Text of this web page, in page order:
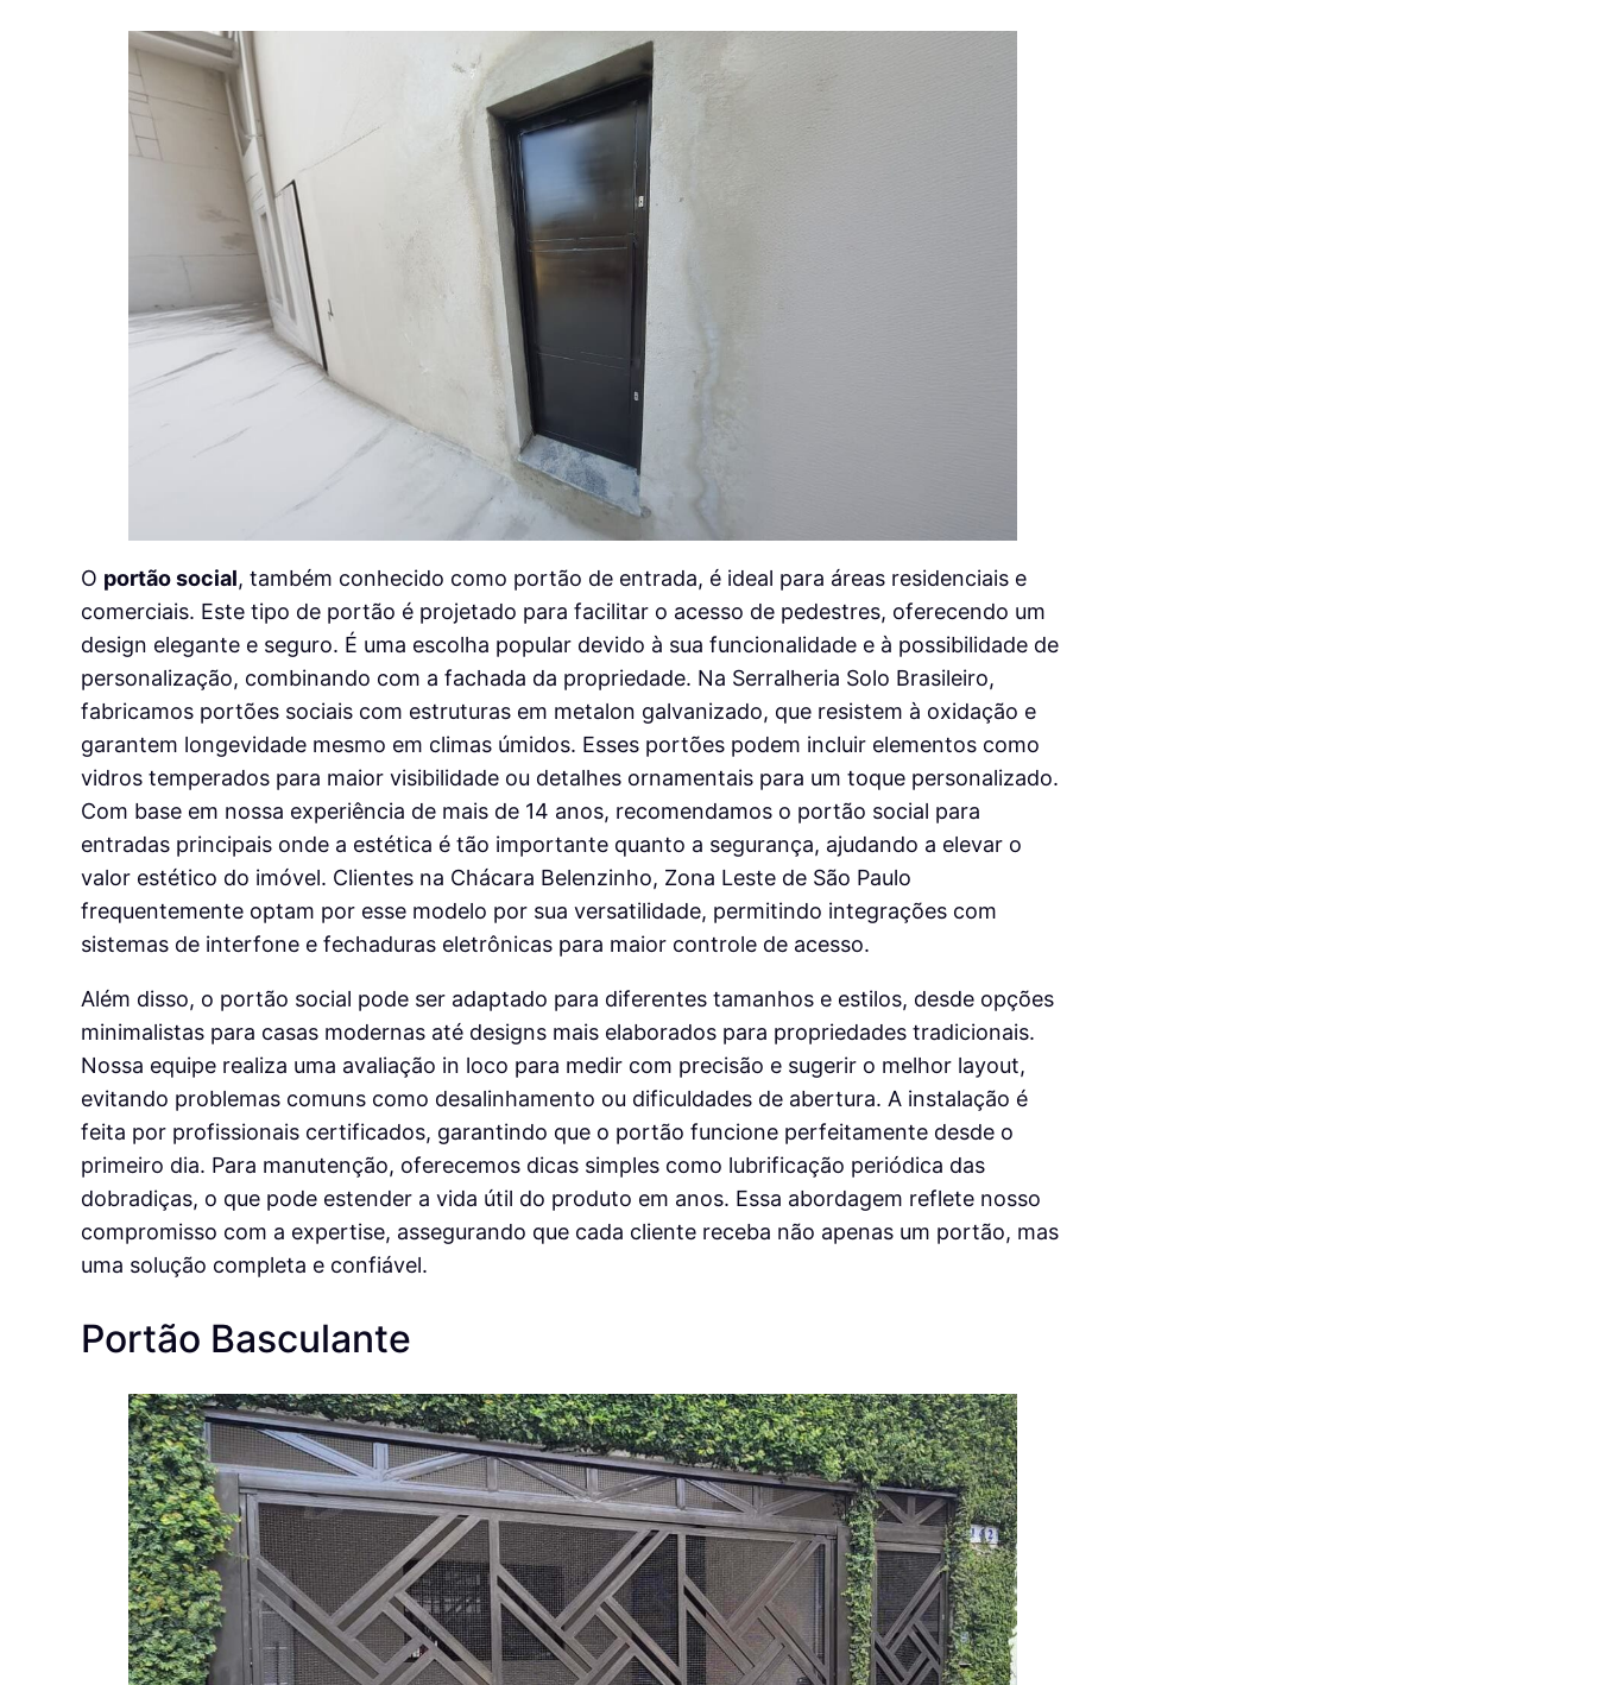
O portão social, também conhecido como portão de entrada, é ideal para áreas residenciais e
comerciais. Este tipo de portão é projetado para facilitar o acesso de pedestres, oferecendo um
design elegante e seguro. É uma escolha popular devido à sua funcionalidade e à possibilidade de
personalização, combinando com a fachada da propriedade. Na Serralheria Solo Brasileiro,
fabricamos portões sociais com estruturas em metalon galvanizado, que resistem à oxidação e
garantem longevidade mesmo em climas úmidos. Esses portões podem incluir elementos como
vidros temperados para maior visibilidade ou detalhes ornamentais para um toque personalizado.
Com base em nossa experiência de mais de 14 anos, recomendamos o portão social para
entradas principais onde a estética é tão importante quanto a segurança, ajudando a elevar o
valor estético do imóvel. Clientes na Chácara Belenzinho, Zona Leste de São Paulo
frequentemente optam por esse modelo por sua versatilidade, permitindo integrações com
sistemas de interfone e fechaduras eletrônicas para maior controle de acesso.
Além disso, o portão social pode ser adaptado para diferentes tamanhos e estilos, desde opções
minimalistas para casas modernas até designs mais elaborados para propriedades tradicionais.
Nossa equipe realiza uma avaliação in loco para medir com precisão e sugerir o melhor layout,
evitando problemas comuns como desalinhamento ou dificuldades de abertura. A instalação é
feita por profissionais certificados, garantindo que o portão funcione perfeitamente desde o
primeiro dia. Para manutenção, oferecemos dicas simples como lubrificação periódica das
dobradiças, o que pode estender a vida útil do produto em anos. Essa abordagem reflete nosso
compromisso com a expertise, assegurando que cada cliente receba não apenas um portão, mas
uma solução completa e confiável.
Portão Basculante